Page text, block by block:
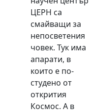
ЦЕРН са
смайващи за
непосветения
човек. Тук има
апарати, в
които е по-
студено от
открития
Космос. А в